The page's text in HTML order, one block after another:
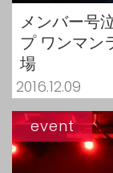
メンバー号
プ ワンマン
場
2016.12.09
event